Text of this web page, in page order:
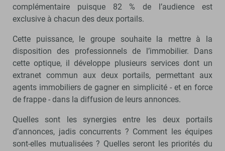
complémentaire puisque 82 % de l’audience est
exclusive à chacun des deux portails.
Cette puissance, le groupe souhaite la mettre à la
disposition des professionnels de l’immobilier. Dans
cette optique, il développe plusieurs services dont un
extranet commun aux deux portails, permettant aux
agents immobiliers de gagner en simplicité - et en force
de frappe - dans la diffusion de leurs annonces.
Quelles sont les synergies entre les deux portails
d’annonces, jadis concurrents ? Comment les équipes
sont-elles mutualisées ? Quelles seront les priorités du